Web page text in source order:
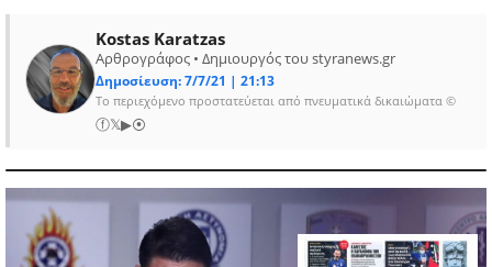
Kostas Karatzas
Αρθρογράφος • Δημιουργός του styranews.gr
Δημοσίευση: 7/7/21 | 21:13
Το περιεχόμενο προστατεύεται από πνευματικά δικαιώματα ©
ⓕ𝕏▶⦿